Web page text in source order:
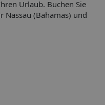
à la carte,
Urlaub. Buchen Sie
Nassau (Bahamas) und